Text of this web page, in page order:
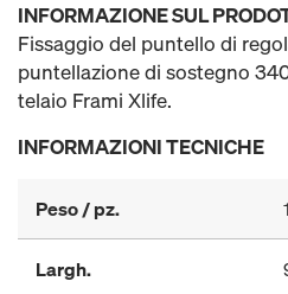
INFORMAZIONE SUL
Fissaggio del puntello di
puntellazione di sostegno
telaio Frami Xlife.
INFORMAZIONI TECNICHE
Peso / pz.
Largh.